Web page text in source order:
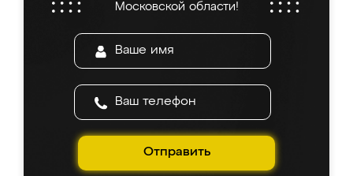
Московской области!
Отправить